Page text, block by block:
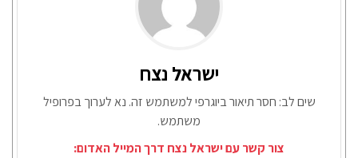
ישראל נצח
שים לב: חסר תיאור ביוגרפי למשתמש זה. נא לערוך בפרופיל
משתמש.
צור קשר עם ישראל נצח דרך המייל האדום: